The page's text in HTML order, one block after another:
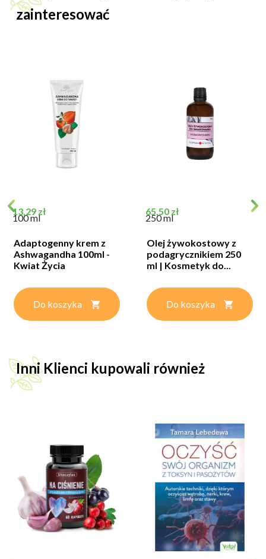
zainteresować
Cena
13,29 zł
100 ml
Adaptogenny krem z
Ashwagandha 100ml -
Kwiat Życia
Do koszyka
Cena
65,50 zł
250 ml
Olej żywokostowy z
podagrycznikiem 250
ml | Kosmetyk do...
Do koszyka
Inni Klienci kupowali również